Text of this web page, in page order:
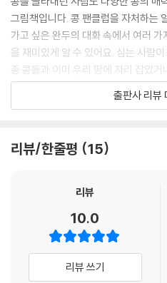
그림책입니다. 콩 팬클럽을 자처하는
가고 싶은 완두의 대화 속에서 여러
을 재미있게 알 수 있어요. 심는 사람
종 콩들과 이미 우리 땅에 자리 잡았
콩 카드에 담아 소개하지요.
워 절로 미소가 피어납니다.
동글동글 사랑스러운 콩의 재발견
콩을 심고 요리도 하는 알콩이, 콩을
클럽의 세 번째 회원이 된 완두. 알콩
럽답게, 아이돌 포토 카드 모으듯이
직접 만들어 모읍니다.
출판사 리뷰
리뷰/한줄평 15
리뷰
10.0
리뷰 쓰기